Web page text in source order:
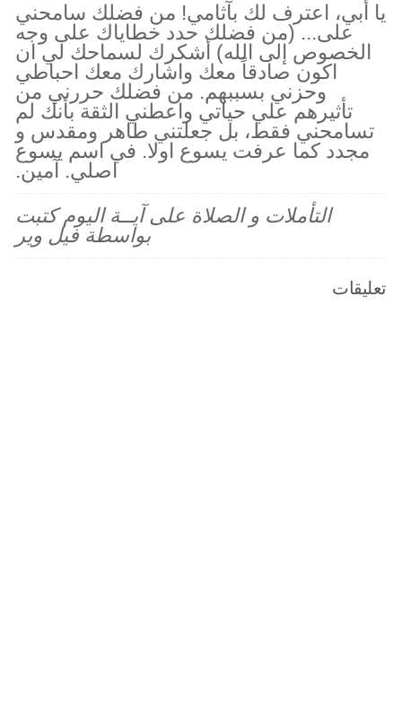
يا أبي، اعترف لك بآثامي! من فضلك سامحني
على... (من فضلك حدد خطاياك على وجه
الخصوص إلى الله) أشكرك لسماحك لي ان
اكون صادقاً معك واشارك معك احباطي
وحزني بسببهم. من فضلك حررني من
تأثيرهم علي حياتي واعطني الثقة بأنك لم
تسامحني فقط، بل جعلتني طاهر ومقدس و
مجدد كما عرفت يسوع اولا. في اسم يسوع
اصلي. آمين.
التأملات و الصلاة على آيــة اليوم كتبت
بواسطة فيل وير
تعليقات